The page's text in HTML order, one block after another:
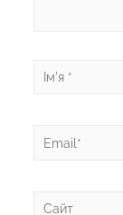
Ім'я
Email*
Сайт